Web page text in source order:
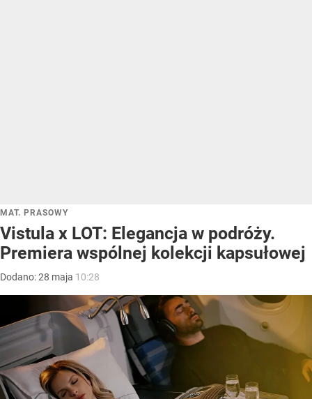
MAT. PRASOWY
Vistula x LOT: Elegancja w podróży.
Premiera wspólnej kolekcji kapsułowej
Dodano:28 maja 10:28